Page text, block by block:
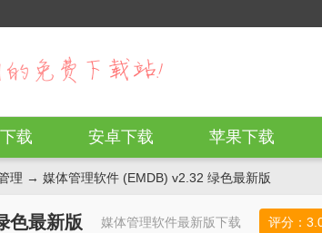
载 安卓下载 苹果下载
理 → 媒体管理软件 (EMDB) v2.32 绿色最新版
色最新版 媒体管理软件最新版下载 评分：